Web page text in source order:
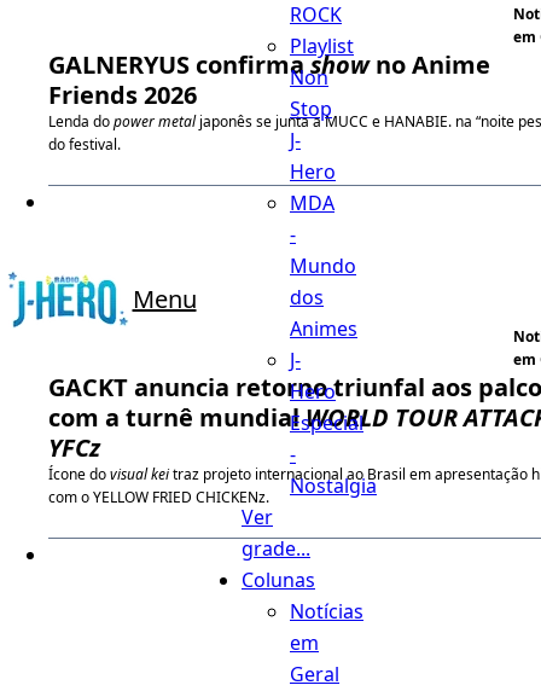
Menu
ROCK
Playlist
Non
Stop
J-
Hero
MDA
-
Mundo
dos
Animes
J-
Hero
Especial
-
Nostalgia
Ver
grade...
Colunas
Notícias
em
Geral
em
GALNERYUS confirmashowno Anime
Friends 2026
Lenda dopower metaljaponês se junta a MUCC e HANABIE. na “noite
do festival.
em
GACKT anuncia retorno triunfal aos
com a turnê mundialWORLD TOUR
YFCz
Ícone dovisual keitraz projeto internacional ao Brasil em apresentação
com o YELLOW FRIED CHICKENz.